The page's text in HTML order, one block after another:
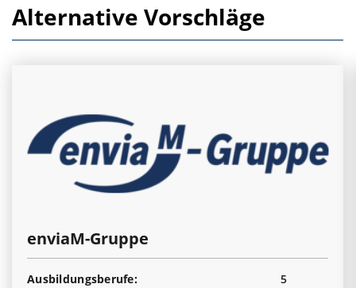
Alternative Vorschläge
enviaM-Gruppe
Ausbildungsberufe:
5